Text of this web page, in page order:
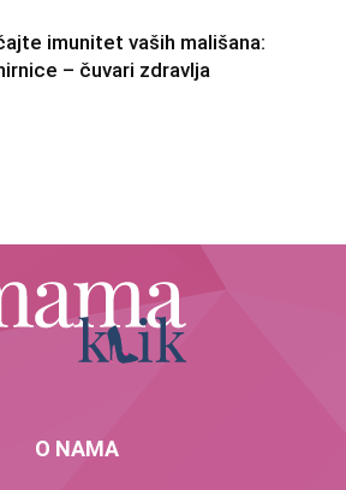
imunitet vaših mališana:
– čuvari zdravlja
O NAMA